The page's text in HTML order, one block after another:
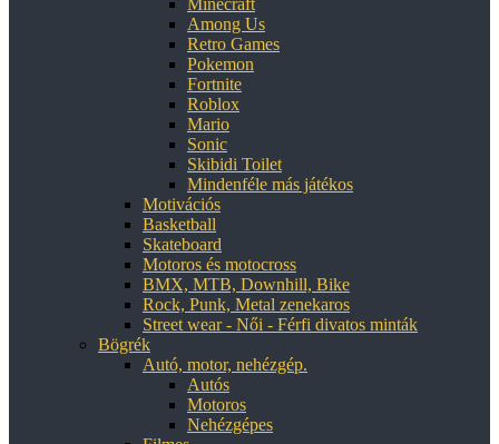
Among Us
Retro Games
Pokemon
Fortnite
Roblox
Mario
Sonic
Skibidi Toilet
Mindenféle más játékos
Motivációs
Basketball
Skateboard
Motoros és motocross
BMX, MTB, Downhill, Bike
Rock, Punk, Metal zenekaros
Street wear - Női - Férfi divatos minták
Bögrék
Autó, motor, nehézgép.
Autós
Motoros
Nehézgépes